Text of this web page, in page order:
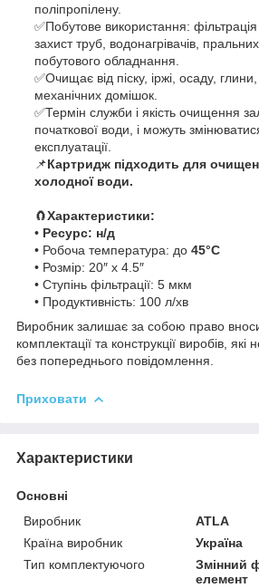
поліпропілену.
✅Побутове використання: фільтрація
захист труб, водонагрівачів,
побутового обладнання.
✅Очищає від піску, іржі, осаду,
механічних домішок.
✅Термін служби і якість очищення
початкової води, і можуть
експлуатації.
📌Картридж підходить для
холодної води.
🧲Характеристики:
• Ресурс: н/д
• Робоча температура: до 45°С
• Розмір: 20″ х 4.5″
• Ступінь фільтрації: 5 мкм
• Продуктивність: 100 л/хв
Виробник залишає за собою право
комплектації та конструкції виробів, які
без попереднього повідомлення.
Приховати
Характеристики
Основні
Виробник
ATLA
Країна виробник
Україна
Тип комплектуючого
Змінний
елемент